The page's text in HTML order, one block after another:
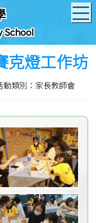
School
克燈工作坊
動類別：家長教師會